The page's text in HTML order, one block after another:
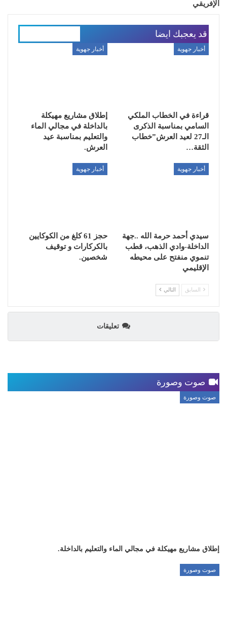
الإفريقي
قد يعجبك ايضا
أخبار جهوية
قراءة في الخطاب الملكي
السامي بمناسبة الذكرى
الـ27 لعيد العرش”خطاب
الثقة…
أخبار جهوية
إطلاق مشاريع مهيكلة
بالداخلة في مجالي الماء
والتعليم بمناسبة عيد
العرش.
أخبار جهوية
سيدي أحمد حرمة الله ..جهة
الداخلة-وادي الذهب، قطب
تنموي منفتح على محيطه
الإقليمي
أخبار جهوية
حجز 61 كلغ من الكوكايين
بالكركارات و توقيف
شخصين.
السابق التالي
تعليقات
صوت وصورة
صوت وصورة
إطلاق مشاريع مهيكلة في مجالي الماء والتعليم بالداخلة.
صوت وصورة